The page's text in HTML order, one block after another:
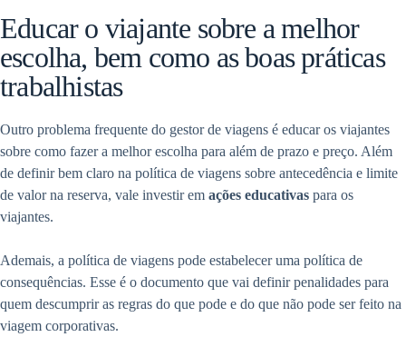
Educar o viajante sobre a melhor
escolha, bem como as boas práticas
trabalhistas
Outro problema frequente do gestor de viagens é educar os viajantes
sobre como fazer a melhor escolha para além de prazo e preço. Além
de definir bem claro na política de viagens sobre antecedência e limite
de valor na reserva, vale investir em ações educativas para os
viajantes.
Ademais, a política de viagens pode estabelecer uma política de
consequências. Esse é o documento que vai definir penalidades para
quem descumprir as regras do que pode e do que não pode ser feito na
viagem corporativas.